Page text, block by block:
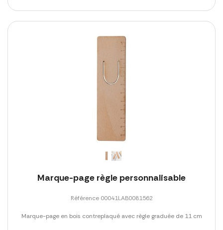
Marque-page règle personnalisable
Référence 00041LAB0081562
Marque-page en bois contreplaqué avec règle graduée de 11 cm